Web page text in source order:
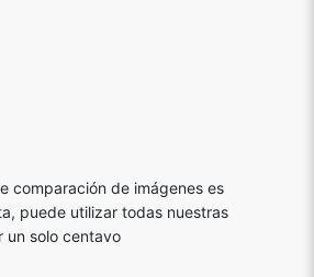
comparación de imágenes es
puede utilizar todas nuestras
un solo centavo